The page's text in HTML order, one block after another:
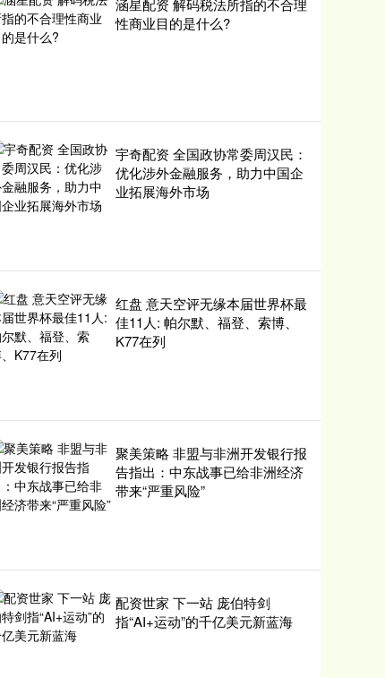
涵星配资 解码税法所指的不合理
性商业目的是什么?
宇奇配资 全国政协常委周汉民：
优化涉外金融服务，助力中国企
业拓展海外市场
红盘 意天空评无缘本届世界杯最
佳11人: 帕尔默、福登、索博、
K77在列
聚美策略 非盟与非洲开发银行报
告指出：中东战事已给非洲经济
带来“严重风险”
配资世家 下一站 庞伯特剑
指“AI+运动”的千亿美元新蓝海